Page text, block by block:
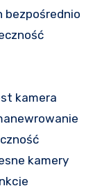
bezpośrednio
kamera
kamery